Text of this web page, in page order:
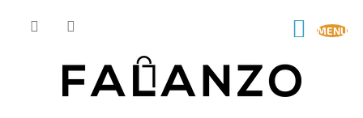
KOSÁR